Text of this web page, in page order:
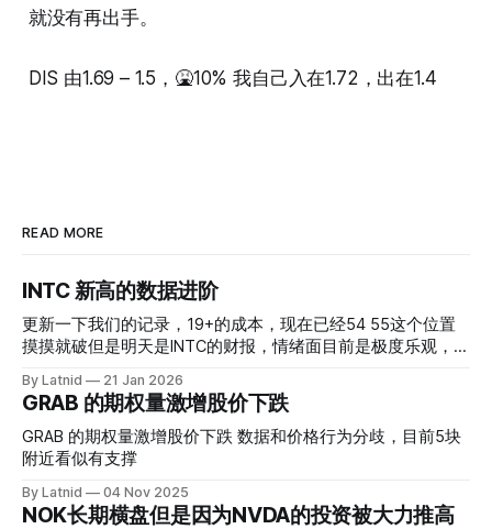
就没有再出手。
DIS 由1.69 – 1.5，🤮10% 我自己入在1.72，出在1.4
READ MORE
INTC 新高的数据进阶
更新一下我们的记录，19+的成本，现在已经54 55这个位置
摸摸就破但是明天是INTC的财报，情绪面目前是极度乐观，反
是突破前的支撑CC感觉可以做，放远些, 因为18A的经验还未
真正得到普遍大众的关注，当然财报可以继续出新消息顶一下
压力位置。 数据在70驻扎 整体呈现 47 – 60 短期位置
By Latnid 21 Jan 2026
GRAB 的期权量激增股价下跌
GRAB 的期权量激增股价下跌 数据和价格行为分歧，目前5块
附近看似有支撑
By Latnid 04 Nov 2025
NOK长期横盘但是因为NVDA的投资被大力推高